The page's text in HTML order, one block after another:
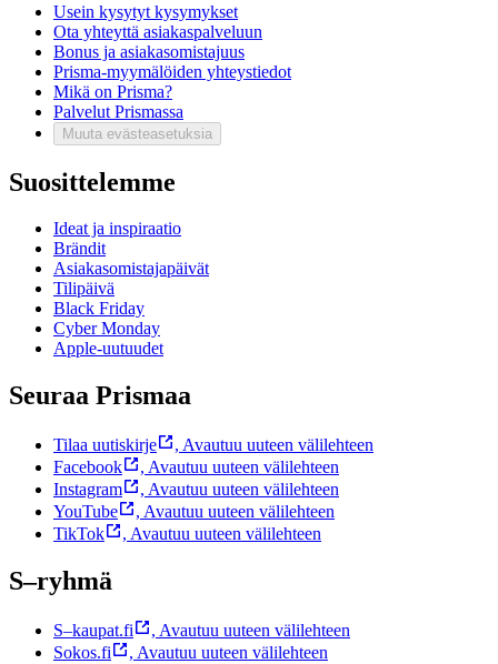
Usein kysytyt kysymykset
Ota yhteyttä asiakaspalveluun
Bonus ja asiakasomistajuus
Prisma-myymälöiden yhteystiedot
Mikä on Prisma?
Palvelut Prismassa
Muuta evästeasetuksia
Suosittelemme
Ideat ja inspiraatio
Brändit
Asiakasomistajapäivät
Tilipäivä
Black Friday
Cyber Monday
Apple-uutuudet
Seuraa Prismaa
Tilaa uutiskirje , Avautuu uuteen välilehteen
Facebook
, Avautuu uuteen välilehteen
Instagram
, Avautuu uuteen välilehteen
YouTube
, Avautuu uuteen välilehteen
TikTok
, Avautuu uuteen välilehteen
S–ryhmä
S–kaupat.fi , Avautuu uuteen välilehteen
Sokos.fi
, Avautuu uuteen välilehteen